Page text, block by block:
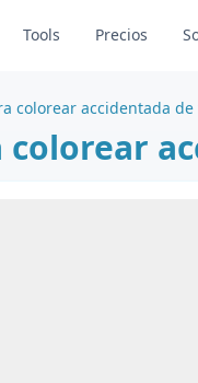
Tools Precios
colorear